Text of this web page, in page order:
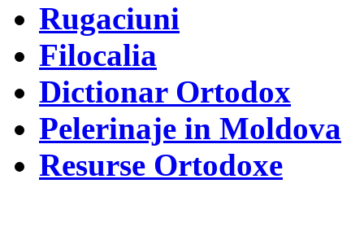
Rugaciuni
Filocalia
Dictionar Ortodox
Pelerinaje in Moldova
Resurse Ortodoxe